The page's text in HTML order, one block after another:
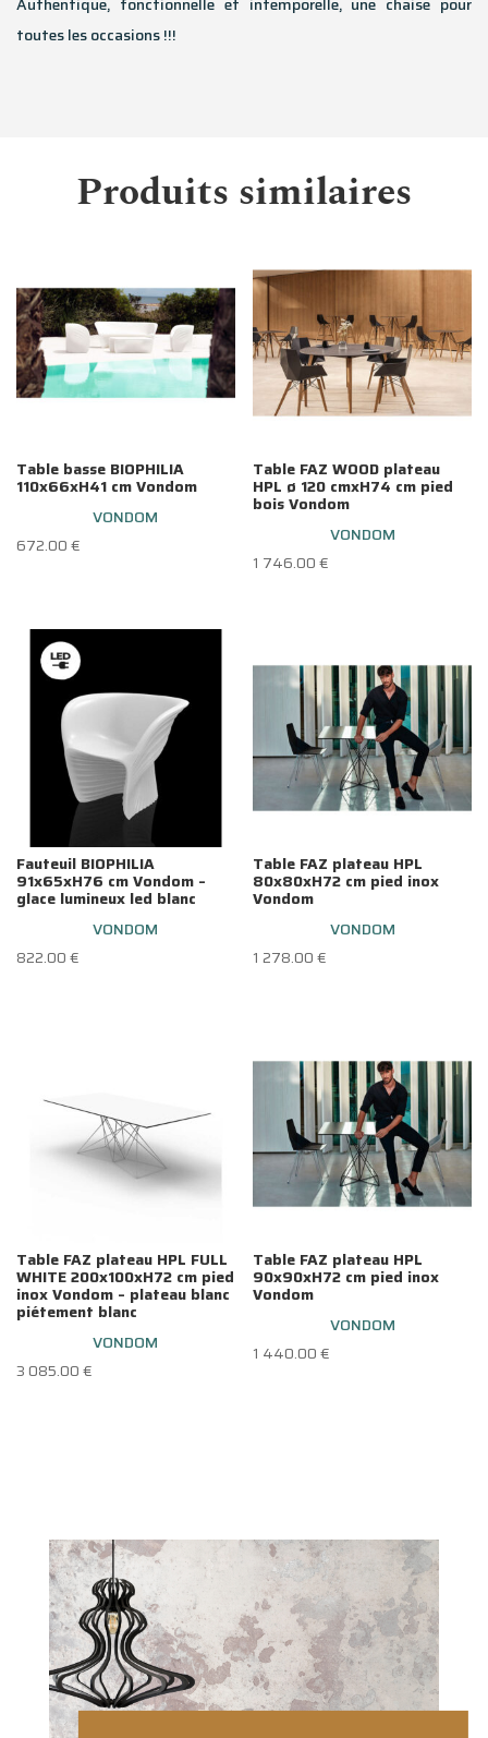
toutes les occasions !!!
Produits similaires
Table basse BIOPHILIA
110x66xH41 cm Vondom
VONDOM
672.00€
Table FAZ WOOD plateau
HPL ø 120 cmxH74 cm pied
bois Vondom
VONDOM
1 746.00€
Fauteuil BIOPHILIA
91x65xH76 cm Vondom –
glace lumineux led blanc
VONDOM
822.00€
Table FAZ plateau HPL
80x80xH72 cm pied inox
Vondom
VONDOM
1 278.00€
Table FAZ plateau HPL FULL
WHITE 200x100xH72 cm pied
inox Vondom – plateau blanc
piétement blanc
VONDOM
3 085.00€
Table FAZ plateau HPL
90x90xH72 cm pied inox
Vondom
VONDOM
1 440.00€